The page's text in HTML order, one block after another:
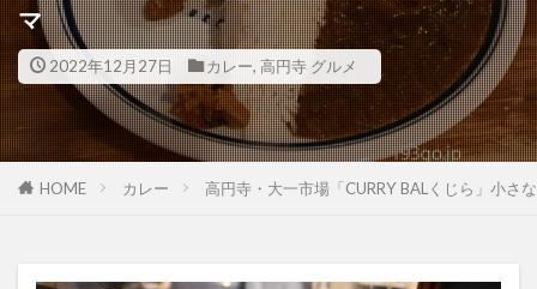
マ
2022年12月27日 カレー, 高円寺 グルメ
HOME カレー 高円寺・大一市場「CURRY BALくじら」小さ